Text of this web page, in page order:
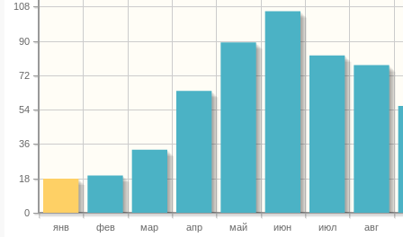
янв фев мар апр май июн июл авг
0
18
36
54
72
90
108